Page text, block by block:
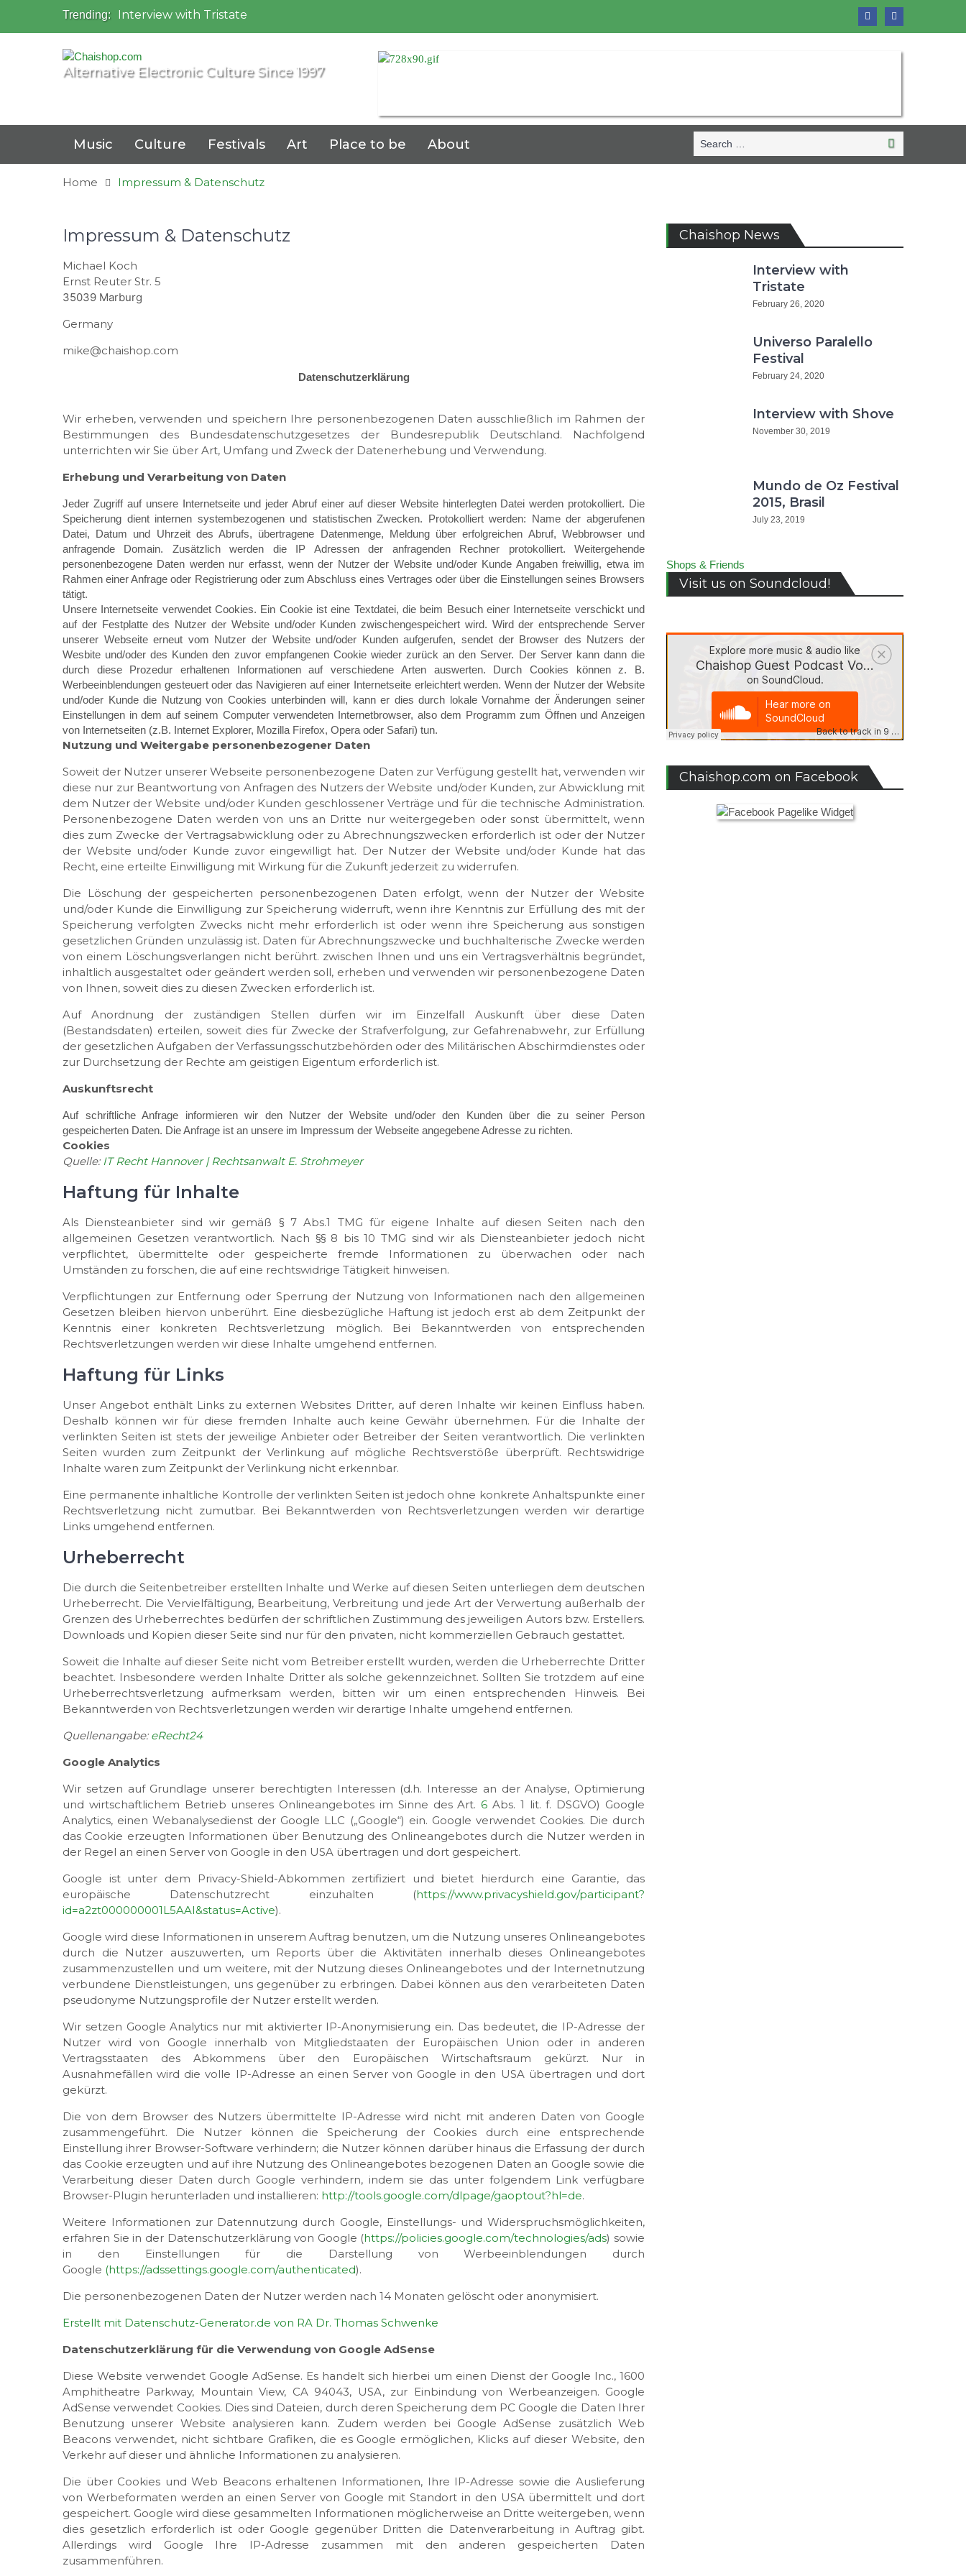
Trending:
Interview with Tristate
Universo Paralello Festival
Mundo de Oz Festival 2015, Brasil
OZORA 2013, Hungary
Alternative Electronic Culture Since 1997
Music Culture Festivals Art Place to be About
Search
for:
Search
Home Impressum & Datenschutz
Impressum & Datenschutz
Michael Koch
Ernst Reuter Str. 5
35039 Marburg
Germany
mike@chaishop.com
Datenschutzerklärung
Wir erheben, verwenden und speichern Ihre personenbezogenen Daten ausschließlich im Rahmen der
Bestimmungen des Bundesdatenschutzgesetzes der Bundesrepublik Deutschland. Nachfolgend
unterrichten wir Sie über Art, Umfang und Zweck der Datenerhebung und Verwendung.
Erhebung und Verarbeitung von Daten
Jeder Zugriff auf unsere Internetseite und jeder Abruf einer auf dieser Website hinterlegten Datei werden protokolliert. Die
Speicherung dient internen systembezogenen und statistischen Zwecken. Protokolliert werden: Name der abgerufenen
Datei, Datum und Uhrzeit des Abrufs, übertragene Datenmenge, Meldung über erfolgreichen Abruf, Webbrowser und
anfragende Domain. Zusätzlich werden die IP Adressen der anfragenden Rechner protokolliert. Weitergehende
personenbezogene Daten werden nur erfasst, wenn der Nutzer der Website und/oder Kunde Angaben freiwillig, etwa im
Rahmen einer Anfrage oder Registrierung oder zum Abschluss eines Vertrages oder über die Einstellungen seines Browsers
tätigt.
Unsere Internetseite verwendet Cookies. Ein Cookie ist eine Textdatei, die beim Besuch einer Internetseite verschickt und
auf der Festplatte des Nutzer der Website und/oder Kunden zwischengespeichert wird. Wird der entsprechende Server
unserer Webseite erneut vom Nutzer der Website und/oder Kunden aufgerufen, sendet der Browser des Nutzers der
Wesbite und/oder des Kunden den zuvor empfangenen Cookie wieder zurück an den Server. Der Server kann dann die
durch diese Prozedur erhaltenen Informationen auf verschiedene Arten auswerten. Durch Cookies können z. B.
Werbeeinblendungen gesteuert oder das Navigieren auf einer Internetseite erleichtert werden. Wenn der Nutzer der Website
und/oder Kunde die Nutzung von Cookies unterbinden will, kann er dies durch lokale Vornahme der Änderungen seiner
Einstellungen in dem auf seinem Computer verwendeten Internetbrowser, also dem Programm zum Öffnen und Anzeigen
von Internetseiten (z.B. Internet Explorer, Mozilla Firefox, Opera oder Safari) tun.
Nutzung und Weitergabe personenbezogener Daten
Soweit der Nutzer unserer Webseite personenbezogene Daten zur Verfügung gestellt hat, verwenden wir
diese nur zur Beantwortung von Anfragen des Nutzers der Website und/oder Kunden, zur Abwicklung mit
dem Nutzer der Website und/oder Kunden geschlossener Verträge und für die technische Administration.
Personenbezogene Daten werden von uns an Dritte nur weitergegeben oder sonst übermittelt, wenn
dies zum Zwecke der Vertragsabwicklung oder zu Abrechnungszwecken erforderlich ist oder der Nutzer
der Website und/oder Kunde zuvor eingewilligt hat. Der Nutzer der Website und/oder Kunde hat das
Recht, eine erteilte Einwilligung mit Wirkung für die Zukunft jederzeit zu widerrufen.
Die Löschung der gespeicherten personenbezogenen Daten erfolgt, wenn der Nutzer der Website
und/oder Kunde die Einwilligung zur Speicherung widerruft, wenn ihre Kenntnis zur Erfüllung des mit der
Speicherung verfolgten Zwecks nicht mehr erforderlich ist oder wenn ihre Speicherung aus sonstigen
gesetzlichen Gründen unzulässig ist. Daten für Abrechnungszwecke und buchhalterische Zwecke werden
von einem Löschungsverlangen nicht berührt. zwischen Ihnen und uns ein Vertragsverhältnis begründet,
inhaltlich ausgestaltet oder geändert werden soll, erheben und verwenden wir personenbezogene Daten
von Ihnen, soweit dies zu diesen Zwecken erforderlich ist.
Auf Anordnung der zuständigen Stellen dürfen wir im Einzelfall Auskunft über diese Daten
(Bestandsdaten) erteilen, soweit dies für Zwecke der Strafverfolgung, zur Gefahrenabwehr, zur Erfüllung
der gesetzlichen Aufgaben der Verfassungsschutzbehörden oder des Militärischen Abschirmdienstes oder
zur Durchsetzung der Rechte am geistigen Eigentum erforderlich ist.
Auskunftsrecht
Auf schriftliche Anfrage informieren wir den Nutzer der Website und/oder den Kunden über die zu seiner Person
gespeicherten Daten. Die Anfrage ist an unsere im Impressum der Webseite angegebene Adresse zu richten.
Cookies
Quelle: IT Recht Hannover | Rechtsanwalt E. Strohmeyer
Haftung für Inhalte
Als Diensteanbieter sind wir gemäß § 7 Abs.1 TMG für eigene Inhalte auf diesen Seiten nach den
allgemeinen Gesetzen verantwortlich. Nach §§ 8 bis 10 TMG sind wir als Diensteanbieter jedoch nicht
verpflichtet, übermittelte oder gespeicherte fremde Informationen zu überwachen oder nach
Umständen zu forschen, die auf eine rechtswidrige Tätigkeit hinweisen.
Verpflichtungen zur Entfernung oder Sperrung der Nutzung von Informationen nach den allgemeinen
Gesetzen bleiben hiervon unberührt. Eine diesbezügliche Haftung ist jedoch erst ab dem Zeitpunkt der
Kenntnis einer konkreten Rechtsverletzung möglich. Bei Bekanntwerden von entsprechenden
Rechtsverletzungen werden wir diese Inhalte umgehend entfernen.
Haftung für Links
Unser Angebot enthält Links zu externen Websites Dritter, auf deren Inhalte wir keinen Einfluss haben.
Deshalb können wir für diese fremden Inhalte auch keine Gewähr übernehmen. Für die Inhalte der
verlinkten Seiten ist stets der jeweilige Anbieter oder Betreiber der Seiten verantwortlich. Die verlinkten
Seiten wurden zum Zeitpunkt der Verlinkung auf mögliche Rechtsverstöße überprüft. Rechtswidrige
Inhalte waren zum Zeitpunkt der Verlinkung nicht erkennbar.
Eine permanente inhaltliche Kontrolle der verlinkten Seiten ist jedoch ohne konkrete Anhaltspunkte einer
Rechtsverletzung nicht zumutbar. Bei Bekanntwerden von Rechtsverletzungen werden wir derartige
Links umgehend entfernen.
Urheberrecht
Die durch die Seitenbetreiber erstellten Inhalte und Werke auf diesen Seiten unterliegen dem deutschen
Urheberrecht. Die Vervielfältigung, Bearbeitung, Verbreitung und jede Art der Verwertung außerhalb der
Grenzen des Urheberrechtes bedürfen der schriftlichen Zustimmung des jeweiligen Autors bzw. Erstellers.
Downloads und Kopien dieser Seite sind nur für den privaten, nicht kommerziellen Gebrauch gestattet.
Soweit die Inhalte auf dieser Seite nicht vom Betreiber erstellt wurden, werden die Urheberrechte Dritter
beachtet. Insbesondere werden Inhalte Dritter als solche gekennzeichnet. Sollten Sie trotzdem auf eine
Urheberrechtsverletzung aufmerksam werden, bitten wir um einen entsprechenden Hinweis. Bei
Bekanntwerden von Rechtsverletzungen werden wir derartige Inhalte umgehend entfernen.
Quellenangabe: eRecht24
Google Analytics
Wir setzen auf Grundlage unserer berechtigten Interessen (d.h. Interesse an der Analyse, Optimierung
und wirtschaftlichem Betrieb unseres Onlineangebotes im Sinne des Art. 6 Abs. 1 lit. f. DSGVO) Google
Analytics, einen Webanalysedienst der Google LLC („Google“) ein. Google verwendet Cookies. Die durch
das Cookie erzeugten Informationen über Benutzung des Onlineangebotes durch die Nutzer werden in
der Regel an einen Server von Google in den USA übertragen und dort gespeichert.
Google ist unter dem Privacy-Shield-Abkommen zertifiziert und bietet hierdurch eine Garantie, das
europäische Datenschutzrecht einzuhalten (https://www.privacyshield.gov/participant?
id=a2zt000000001L5AAI&status=Active).
Google wird diese Informationen in unserem Auftrag benutzen, um die Nutzung unseres Onlineangebotes
durch die Nutzer auszuwerten, um Reports über die Aktivitäten innerhalb dieses Onlineangebotes
zusammenzustellen und um weitere, mit der Nutzung dieses Onlineangebotes und der Internetnutzung
verbundene Dienstleistungen, uns gegenüber zu erbringen. Dabei können aus den verarbeiteten Daten
pseudonyme Nutzungsprofile der Nutzer erstellt werden.
Wir setzen Google Analytics nur mit aktivierter IP-Anonymisierung ein. Das bedeutet, die IP-Adresse der
Nutzer wird von Google innerhalb von Mitgliedstaaten der Europäischen Union oder in anderen
Vertragsstaaten des Abkommens über den Europäischen Wirtschaftsraum gekürzt. Nur in
Ausnahmefällen wird die volle IP-Adresse an einen Server von Google in den USA übertragen und dort
gekürzt.
Die von dem Browser des Nutzers übermittelte IP-Adresse wird nicht mit anderen Daten von Google
zusammengeführt. Die Nutzer können die Speicherung der Cookies durch eine entsprechende
Einstellung ihrer Browser-Software verhindern; die Nutzer können darüber hinaus die Erfassung der durch
das Cookie erzeugten und auf ihre Nutzung des Onlineangebotes bezogenen Daten an Google sowie die
Verarbeitung dieser Daten durch Google verhindern, indem sie das unter folgendem Link verfügbare
Browser-Plugin herunterladen und installieren: http://tools.google.com/dlpage/gaoptout?hl=de.
Weitere Informationen zur Datennutzung durch Google, Einstellungs- und Widerspruchsmöglichkeiten,
erfahren Sie in der Datenschutzerklärung von Google (https://policies.google.com/technologies/ads) sowie
in den Einstellungen für die Darstellung von Werbeeinblendungen durch
Google (https://adssettings.google.com/authenticated).
Die personenbezogenen Daten der Nutzer werden nach 14 Monaten gelöscht oder anonymisiert.
Erstellt mit Datenschutz-Generator.de von RA Dr. Thomas Schwenke
Datenschutzerklärung für die Verwendung von Google AdSense
Diese Website verwendet Google AdSense. Es handelt sich hierbei um einen Dienst der Google Inc., 1600
Amphitheatre Parkway, Mountain View, CA 94043, USA, zur Einbindung von Werbeanzeigen. Google
AdSense verwendet Cookies. Dies sind Dateien, durch deren Speicherung dem PC Google die Daten Ihrer
Benutzung unserer Website analysieren kann. Zudem werden bei Google AdSense zusätzlich Web
Beacons verwendet, nicht sichtbare Grafiken, die es Google ermöglichen, Klicks auf dieser Website, den
Verkehr auf dieser und ähnliche Informationen zu analysieren.
Die über Cookies und Web Beacons erhaltenen Informationen, Ihre IP-Adresse sowie die Auslieferung
von Werbeformaten werden an einen Server von Google mit Standort in den USA übermittelt und dort
gespeichert. Google wird diese gesammelten Informationen möglicherweise an Dritte weitergeben, wenn
dies gesetzlich erforderlich ist oder Google gegenüber Dritten die Datenverarbeitung in Auftrag gibt.
Allerdings wird Google Ihre IP-Adresse zusammen mit den anderen gespeicherten Daten
zusammenführen.
Chaishop News
Interview with
Tristate
February 26, 2020
Universo Paralello
Festival
February 24, 2020
Interview with Shove
November 30, 2019
Mundo de Oz Festival
2015, Brasil
July 23, 2019
Shops & Friends
Visit us on Soundcloud!
Chaishop.com on Facebook